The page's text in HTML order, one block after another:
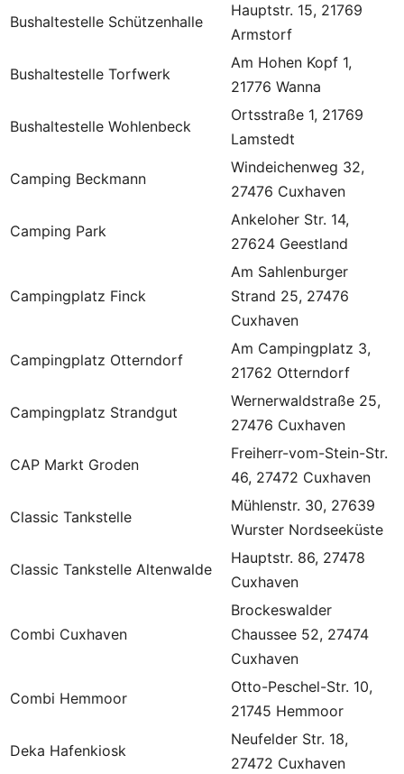
Bushaltestelle Schützenhalle
Hauptstr. 15, 21769
Armstorf
Bushaltestelle Torfwerk
Am Hohen Kopf 1,
21776 Wanna
Bushaltestelle Wohlenbeck
Ortsstraße 1, 21769
Lamstedt
Camping Beckmann
Windeichenweg 32,
27476 Cuxhaven
Camping Park
Ankeloher Str. 14,
27624 Geestland
Campingplatz Finck
Am Sahlenburger
Strand 25, 27476
Cuxhaven
Campingplatz Otterndorf
Am Campingplatz 3,
21762 Otterndorf
Campingplatz Strandgut
Wernerwaldstraße 25,
27476 Cuxhaven
CAP Markt Groden
Freiherr-vom-Stein-Str.
46, 27472 Cuxhaven
Classic Tankstelle
Mühlenstr. 30, 27639
Wurster Nordseeküste
Classic Tankstelle Altenwalde
Hauptstr. 86, 27478
Cuxhaven
Combi Cuxhaven
Brockeswalder
Chaussee 52, 27474
Cuxhaven
Combi Hemmoor
Otto-Peschel-Str. 10,
21745 Hemmoor
Deka Hafenkiosk
Neufelder Str. 18,
27472 Cuxhaven